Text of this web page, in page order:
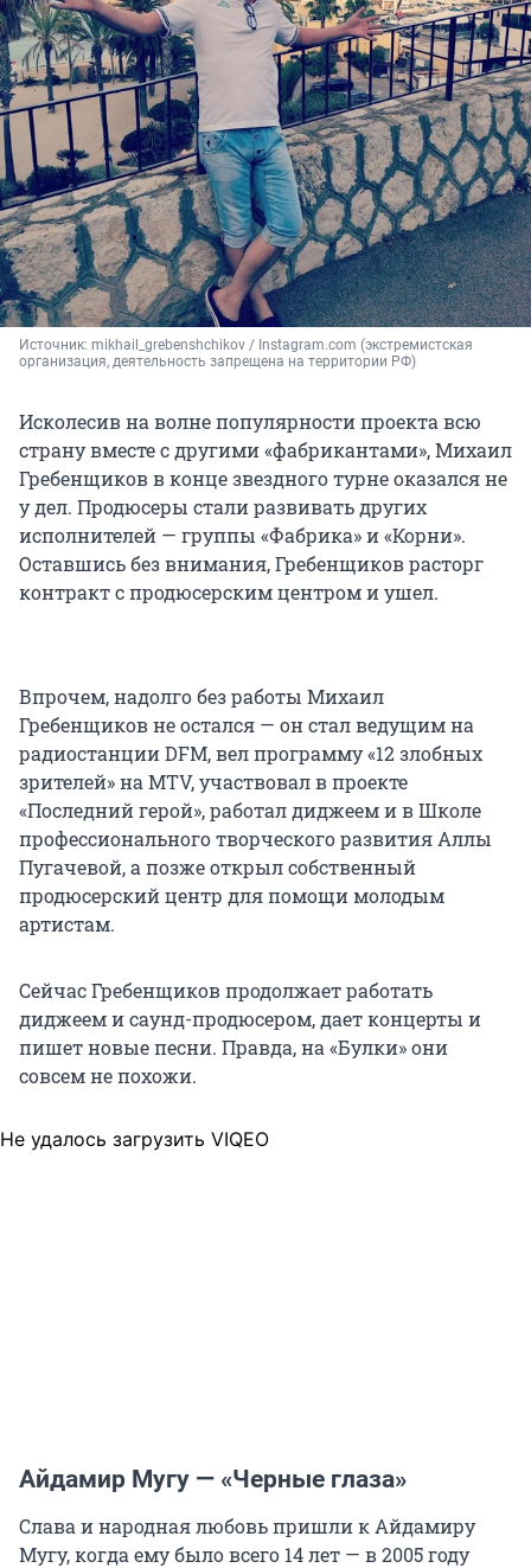
Источник: mikhail_grebenshchikov / Instagram.com (экстремистская
организация, деятельность запрещена на территории РФ)
Исколесив на волне популярности проекта всю
страну вместе с другими «фабрикантами», Михаил
Гребенщиков в конце звездного турне оказался не
у дел. Продюсеры стали развивать других
исполнителей — группы «Фабрика» и «Корни».
Оставшись без внимания, Гребенщиков расторг
контракт с продюсерским центром и ушел.
Впрочем, надолго без работы Михаил
Гребенщиков не остался — он стал ведущим на
радиостанции DFM, вел программу «12 злобных
зрителей» на MTV, участвовал в проекте
«Последний герой», работал диджеем и в Школе
профессионального творческого развития Аллы
Пугачевой, а позже открыл собственный
продюсерский центр для помощи молодым
артистам.
Сейчас Гребенщиков продолжает работать
диджеем и саунд-продюсером, дает концерты и
пишет новые песни. Правда, на «Булки» они
совсем не похожи.
Не удалось загрузить VIQEO
Айдамир Мугу — «Черные глаза»
Слава и народная любовь пришли к Айдамиру
Мугу, когда ему было всего 14 лет — в 2005 году